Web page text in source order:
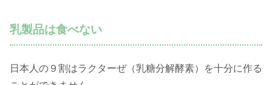
乳製品は食べない
日本人の９割はラクターぜ（乳糖分解酵素）を十分に作る